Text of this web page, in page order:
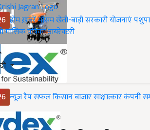
होमख़बरेंमौसमखेती-बाड़ीसरकारी योजनाएं
मासिक पत्रिकाडायरेक्टरी
न्यूज़ रैपसफल किसानबाजारसाक्षात्कारकंपनी